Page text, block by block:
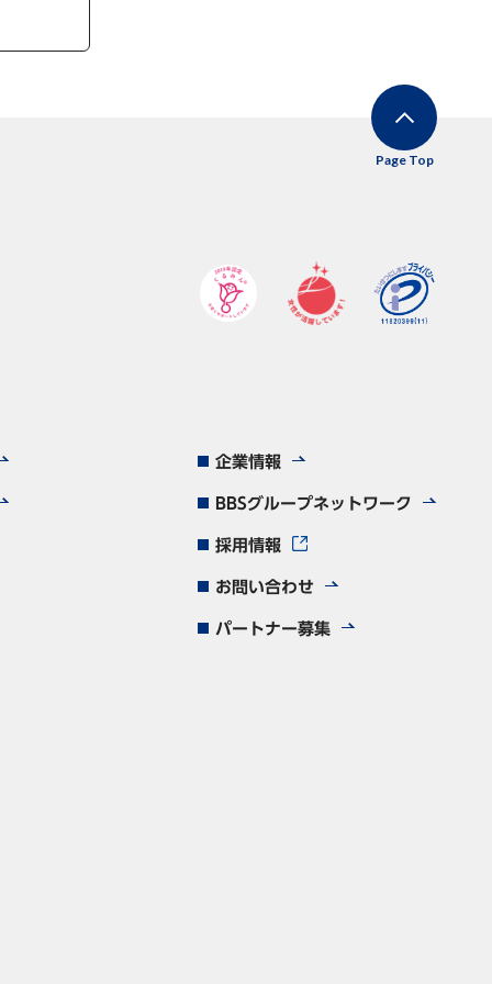
企業情報
BBSグループネットワーク
採用情報
お問い合わせ
パートナー募集
Page Top